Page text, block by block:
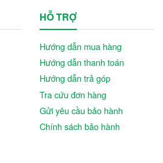
HỖ TRỢ
Hướng dẫn mua hàng
Hướng dẫn thanh toán
Hướng dẫn trả góp
Tra cứu đơn hàng
Gửi yêu cầu bảo hành
Chính sách bảo hành